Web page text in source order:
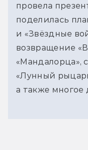
провела
поделилась
и «Звёздные
возвращение
«Мандалорца»,
«Лунный
а также многое